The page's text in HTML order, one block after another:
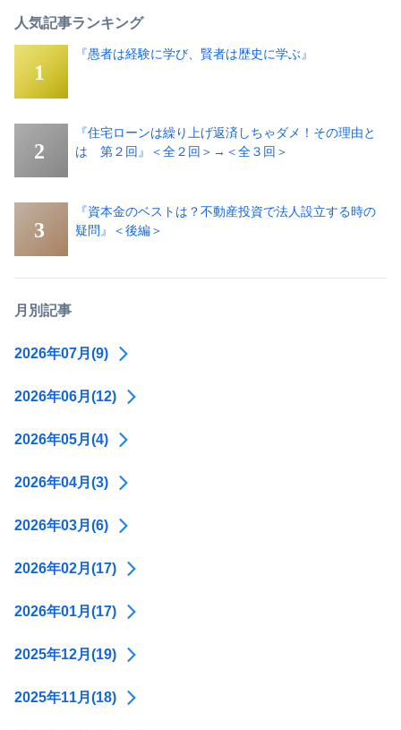
人気記事ランキング
『愚者は経験に学び、賢者は歴史に学ぶ』
『住宅ローンは繰り上げ返済しちゃダメ！その理由と
は 第２回』＜全２回＞→＜全３回＞
『資本金のベストは？不動産投資で法人設立する時の
疑問』＜後編＞
月別記事
2026年07月(9)
2026年06月(12)
2026年05月(4)
2026年04月(3)
2026年03月(6)
2026年02月(17)
2026年01月(17)
2025年12月(19)
2025年11月(18)